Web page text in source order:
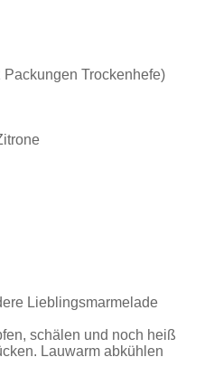
Trockenhefe)
Lieblingsmarmelade
schälen und noch heiß
Lauwarm abkühlen